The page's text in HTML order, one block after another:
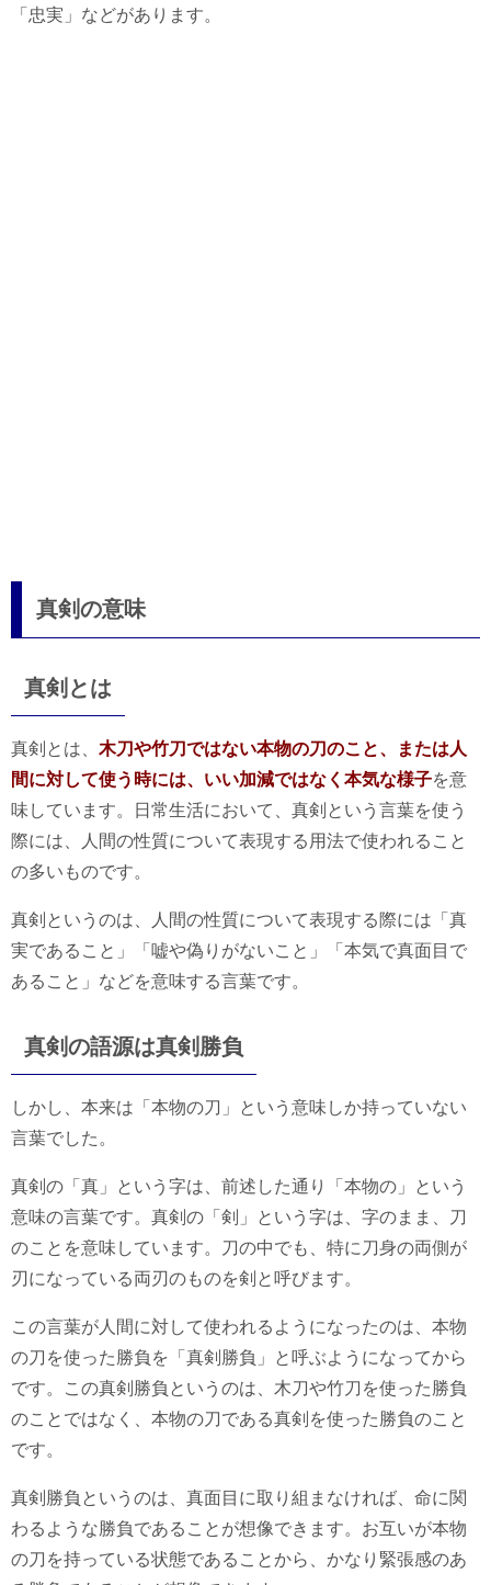
「忠実」などがあります。
真剣の意味
真剣とは
真剣とは、 木刀や竹刀ではない本物の刀のこと、または人
間に対して使う時には、いい加減ではなく本気な様子を意
味しています。日常生活において、真剣という言葉を使う
際には、人間の性質について表現する用法で使われること
の多いものです。
真剣というのは、人間の性質について表現する際には「真
実であること」「嘘や偽りがないこと」「本気で真面目で
あること」などを意味する言葉です。
真剣の語源は真剣勝負
しかし、本来は「本物の刀」という意味しか持っていない
言葉でした。
真剣の「真」という字は、前述した通り「本物の」という
意味の言葉です。真剣の「剣」という字は、字のまま、刀
のことを意味しています。刀の中でも、特に刀身の両側が
刃になっている両刃のものを剣と呼びます。
この言葉が人間に対して使われるようになったのは、本物
の刀を使った勝負を「真剣勝負」と呼ぶようになってから
です。この真剣勝負というのは、木刀や竹刀を使った勝負
のことではなく、本物の刀である真剣を使った勝負のこと
です。
真剣勝負というのは、真面目に取り組まなければ、命に関
わるような勝負であることが想像できます。お互いが本物
の刀を持っている状態であることから、かなり緊張感のあ